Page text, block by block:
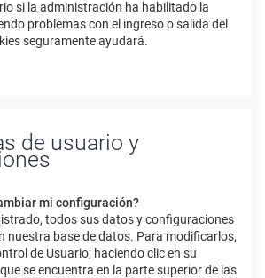
si la administración ha habilitado la
problemas con el ingreso o salida del
seguramente ayudará.
de usuario y
mi configuración?
todos sus datos y configuraciones
nuestra base de datos. Para modificarlos,
de Usuario; haciendo clic en su
se encuentra en la parte superior de las